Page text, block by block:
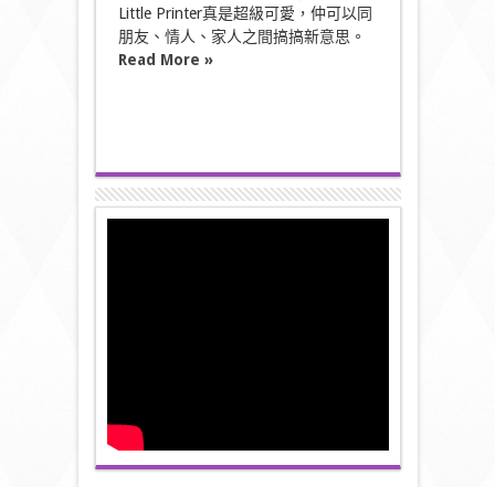
Little Printer真是超級可愛，仲可以同
朋友、情人、家人之間搞搞新意思。
Read More »